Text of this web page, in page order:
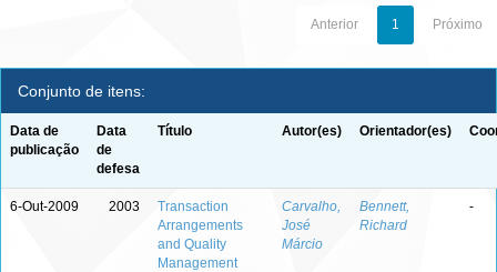
Anterior 1 Próximo
Conjunto de itens:
Data de
publicação
Data
de
defesa
Título Autor(es) Orientador(es)
6-Out-2009 2003
Transaction
Arrangements
and Quality
Management
Carvalho,
José
Márcio
Bennett,
Richard
-